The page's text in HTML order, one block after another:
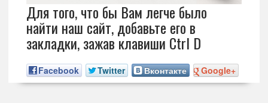
Для того, что бы Вам легче было
найти наш сайт, добавьте его в
закладки, зажав клавиши Ctrl D
Facebook Twitter Вконтакте Google+